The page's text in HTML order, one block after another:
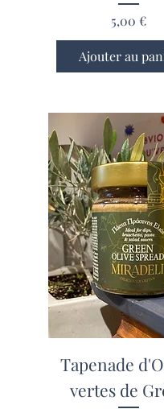
Prix
5,00 €
Ajouter au
Tapenade
vertes de